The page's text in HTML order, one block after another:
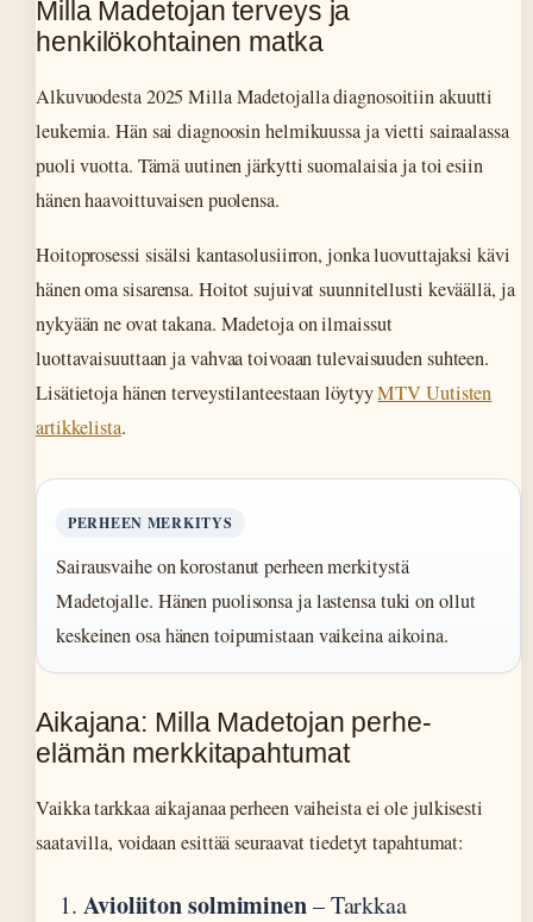
Milla Madetojan terveys ja
henkilökohtainen matka
Alkuvuodesta 2025 Milla Madetojalla diagnosoitiin akuutti
leukemia. Hän sai diagnoosin helmikuussa ja vietti sairaalassa
puoli vuotta. Tämä uutinen järkytti suomalaisia ja toi esiin
hänen haavoittuvaisen puolensa.
Hoitoprosessi sisälsi kantasolusiirron, jonka luovuttajaksi kävi
hänen oma sisarensa. Hoitot sujuivat suunnitellusti keväällä, ja
nykyään ne ovat takana. Madetoja on ilmaissut
luottavaisuuttaan ja vahvaa toivoaan tulevaisuuden suhteen.
Lisätietoja hänen terveystilanteestaan löytyyMTV Uutisten
artikkelista.
PERHEEN MERKITYS
Sairausvaihe on korostanut perheen merkitystä
Madetojalle. Hänen puolisonsa ja lastensa tuki on ollut
keskeinen osa hänen toipumistaan vaikeina aikoina.
Aikajana: Milla Madetojan perhe-
elämän merkkitapahtumat
Vaikka tarkkaa aikajanaa perheen vaiheista ei ole julkisesti
saatavilla, voidaan esittää seuraavat tiedetyt tapahtumat:
Avioliiton solmiminen– Tarkkaa